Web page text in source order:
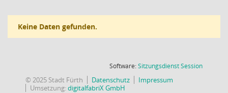
Keine Daten gefunden.
Software:SitzungsdienstSession(Wird in
© 2025 Stadt Fürth Datenschutz
Impressum
Umsetzung:digitalfabriX GmbH